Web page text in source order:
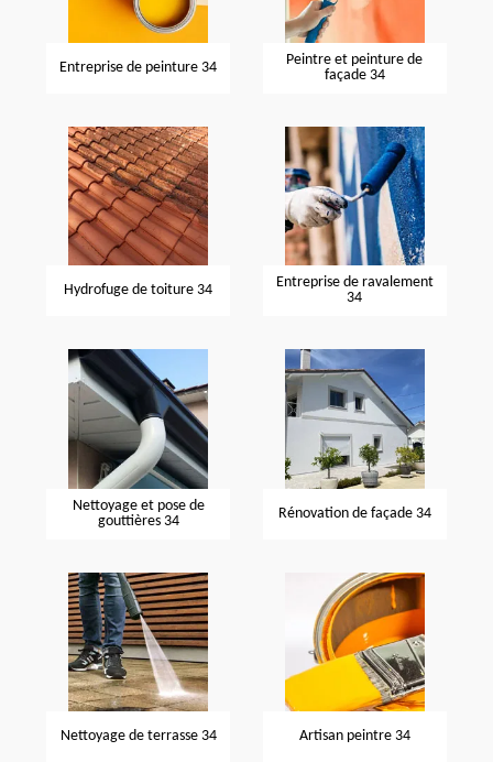
Entreprise de peinture 34
Peintre et peinture de
façade 34
Hydrofuge de toiture 34
Entreprise de ravalement
34
Nettoyage et pose de
gouttières 34
Rénovation de façade 34
Nettoyage de terrasse 34 Artisan peintre 34